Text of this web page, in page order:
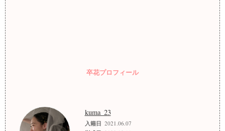
卒花プロフィール
kuma_23
入籍日 2021.06.07